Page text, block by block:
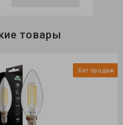
товары
Хит продаж